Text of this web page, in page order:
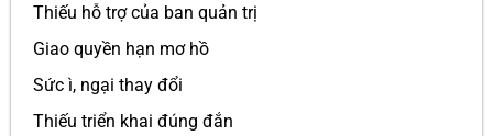
Thiếu hỗ trợ của ban quản trị
Giao quyền hạn mơ hồ
Sức ì, ngại thay đổi
Thiếu triển khai đúng đắn